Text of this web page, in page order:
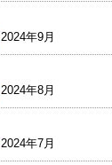
2024年9月
2024年8月
2024年7月